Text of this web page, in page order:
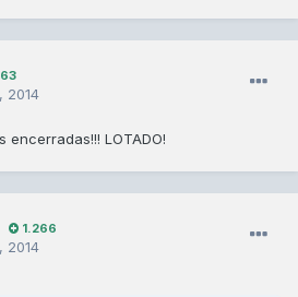
2014
LOTADO!
1.266
2014